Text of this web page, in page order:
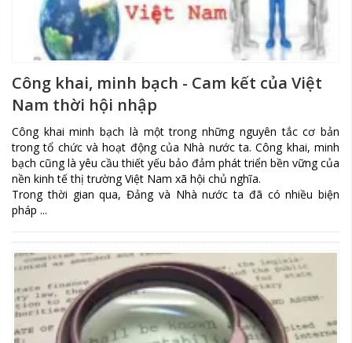
Công khai, minh bạch - Cam kết của Việt
Nam thời hội nhập
Công khai minh bạch là một trong những nguyên tắc cơ bản
trong tổ chức và hoạt động của Nhà nước ta. Công khai, minh
bạch cũng là yêu cầu thiết yếu bảo đảm phát triển bền vững của
nền kinh tế thị trường Việt Nam xã hội chủ nghĩa.
Trong thời gian qua, Đảng và Nhà nước ta đã có nhiều biện
pháp ...